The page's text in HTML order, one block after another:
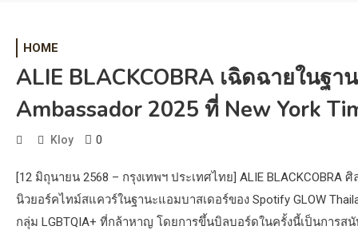
HOME
ALIE BLACKCOBRA เฉิดฉายในฐ
Ambassador 2025 ที่ New York
Kloy 0
[12 มิถุนายน 2568 – กรุงเทพฯ ประเทศไทย] ALIE
นิวยอร์คไทม์สแควร์ในฐานะแอมบาสเดอร์ของ Spotify GLOW
กลุ่ม LGBTQIA+ ที่กล้าหาญ โดยการขึ้นบิลบอร์ดในครั้งนี้เป็นการส